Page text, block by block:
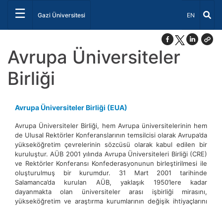
☰ Gazi Üniversitesi Dil Seçiniz
EN
Avrupa Üniversiteler
Birliği
Avrupa Üniversiteler Birliği (EUA)
Avrupa Üniversiteler Birliği, hem Avrupa üniversitelerinin hem
de Ulusal Rektörler Konferanslarının temsilcisi olarak Avrupa’da
yükseköğretim çevrelerinin sözcüsü olarak kabul edilen bir
kuruluştur. AÜB 2001 yılında Avrupa Üniversiteleri Birliği (CRE)
ve Rektörler Konferansı Konfederasyonunun birleştirilmesi ile
oluşturulmuş bir kurumdur. 31 Mart 2001 tarihinde
Salamanca’da kurulan AÜB, yaklaşık 1950’lere kadar
dayanmakta olan üniversiteler arası işbirliği mirasını,
yükseköğretim ve araştırma kurumlarının değişik ihtiyaçlarını